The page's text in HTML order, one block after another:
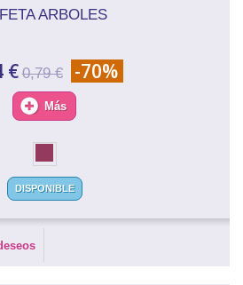
ARBOLES
€ 0,79 € -70%
Más
DISPONIBLE